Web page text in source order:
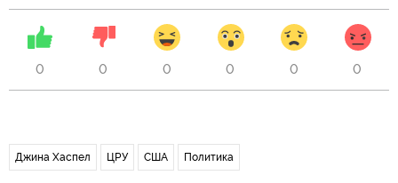
0 0 0 0 0 0
Джина Хаспел ЦРУ США Политика